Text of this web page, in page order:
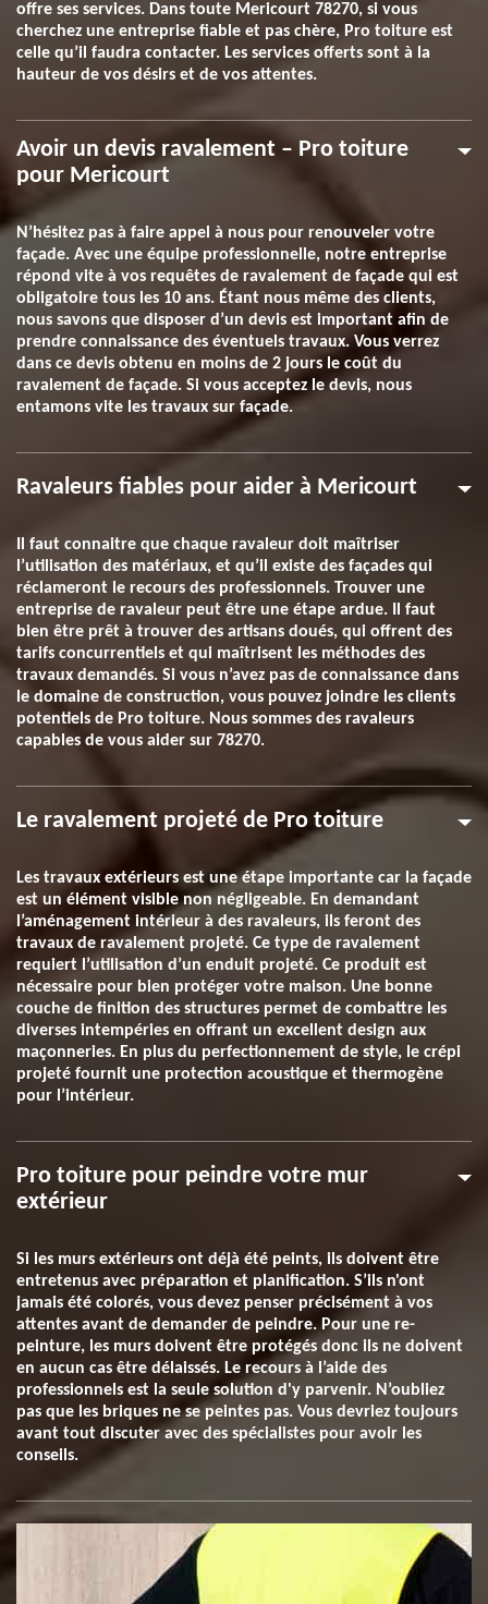
offre ses services. Dans toute Mericourt 78270, si vous
cherchez une entreprise fiable et pas chère, Pro toiture est
celle qu’il faudra contacter. Les services offerts sont à la
hauteur de vos désirs et de vos attentes.
Avoir un devis ravalement – Pro toiture
pour Mericourt
N’hésitez pas à faire appel à nous pour renouveler votre
façade. Avec une équipe professionnelle, notre entreprise
répond vite à vos requêtes de ravalement de façade qui est
obligatoire tous les 10 ans. Étant nous même des clients,
nous savons que disposer d’un devis est important afin de
prendre connaissance des éventuels travaux. Vous verrez
dans ce devis obtenu en moins de 2 jours le coût du
ravalement de façade. Si vous acceptez le devis, nous
entamons vite les travaux sur façade.
Ravaleurs fiables pour aider à Mericourt
Il faut connaitre que chaque ravaleur doit maîtriser
l’utilisation des matériaux, et qu’il existe des façades qui
réclameront le recours des professionnels. Trouver une
entreprise de ravaleur peut être une étape ardue. Il faut
bien être prêt à trouver des artisans doués, qui offrent des
tarifs concurrentiels et qui maîtrisent les méthodes des
travaux demandés. Si vous n’avez pas de connaissance dans
le domaine de construction, vous pouvez joindre les clients
potentiels de Pro toiture. Nous sommes des ravaleurs
capables de vous aider sur 78270.
Le ravalement projeté de Pro toiture
Les travaux extérieurs est une étape importante car la façade
est un élément visible non négligeable. En demandant
l’aménagement intérieur à des ravaleurs, ils feront des
travaux de ravalement projeté. Ce type de ravalement
requiert l’utilisation d’un enduit projeté. Ce produit est
nécessaire pour bien protéger votre maison. Une bonne
couche de finition des structures permet de combattre les
diverses intempéries en offrant un excellent design aux
maçonneries. En plus du perfectionnement de style, le crépi
projeté fournit une protection acoustique et thermogène
pour l’intérieur.
Pro toiture pour peindre votre mur
extérieur
Si les murs extérieurs ont déjà été peints, ils doivent être
entretenus avec préparation et planification. S’ils n'ont
jamais été colorés, vous devez penser précisément à vos
attentes avant de demander de peindre. Pour une re-
peinture, les murs doivent être protégés donc ils ne doivent
en aucun cas être délaissés. Le recours à l’aide des
professionnels est la seule solution d'y parvenir. N’oubliez
pas que les briques ne se peintes pas. Vous devriez toujours
avant tout discuter avec des spécialistes pour avoir les
conseils.